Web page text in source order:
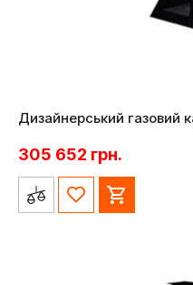
Дизайнерський газовий
305 652 грн.